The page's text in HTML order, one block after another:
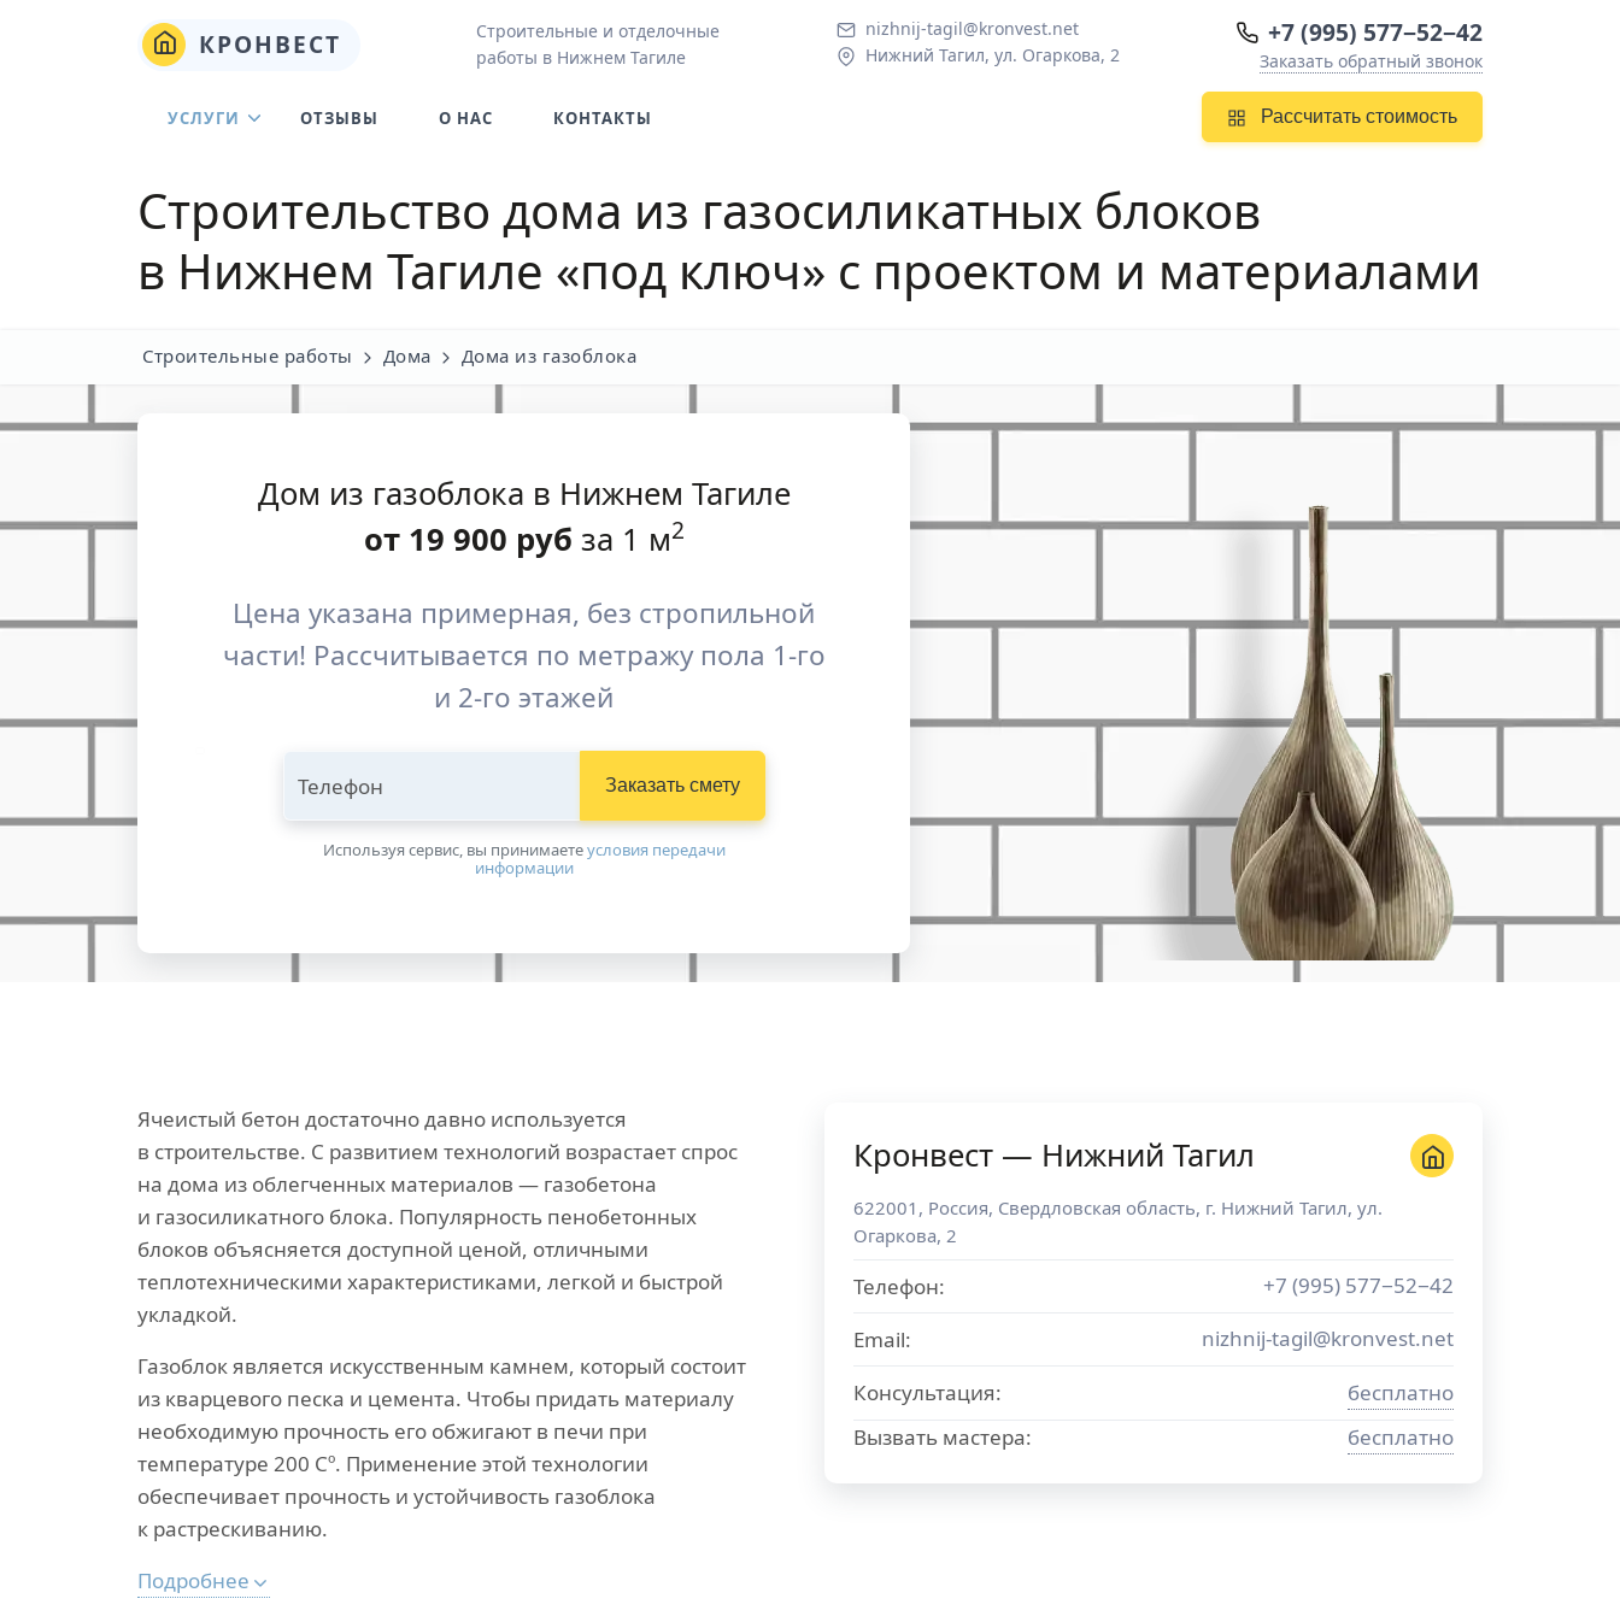
КРОНВЕСТ
Строительные и отделочные
работы в Нижнем Тагиле
nizhnij-tagil@kronvest.net
Нижний Тагил, ул. Огаркова, 2
+7 (995) 577−52−42
Заказать обратный звонок
Рассчитать стоимость
УСЛУГИ ОТЗЫВЫ О НАС КОНТАКТЫ
Строительство дома из газосиликатных блоков
в Нижнем Тагиле «под ключ» с проектом и материалами
Строительные работы Дома Дома из газоблока
Дом из газоблока в Нижнем Тагиле
от 19 900 руб за 1 м2
Цена указана примерная, без стропильной
части! Рассчитывается по метражу пола 1-го
и 2-го этажей
Телефон Заказать смету
Используя сервис, вы принимаетeусловия передачи
информации
Ячеистый бетон достаточно давно используется
в строительстве. С развитием технологий возрастает спрос
на дома из облегченных материалов — газобетона
и газосиликатного блока. Популярность пенобетонных
блоков объясняется доступной ценой, отличными
теплотехническими характеристиками, легкой и быстрой
укладкой.
Газоблок является искусственным камнем, который состоит
из кварцевого песка и цемента. Чтобы придать материалу
необходимую прочность его обжигают в печи при
температуре 200 Сº. Применение этой технологии
обеспечивает прочность и устойчивость газоблока
к растрескиванию.
Подробнее
Кронвест — Нижний Тагил
622001 , Россия, Свердловская область, г. Нижний Тагил, ул.
Огаркова, 2
Телефон:
+7 (995) 577−52−42
Email:
nizhnij-tagil@kronvest.net
Консультация:
бесплатно
Вызвать мастера:
бесплатно